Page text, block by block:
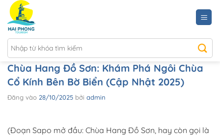
qua
nội
dung
Chùa Hang Đồ Sơn: Khám Phá Ngôi Chùa
Cổ Kính Bên Bờ Biển (Cập Nhật 2025)
Đăng vào 28/10/2025 bởi admin
(Đoạn Sapo mở đầu: Chùa Hang Đồ Sơn, hay còn gọi là